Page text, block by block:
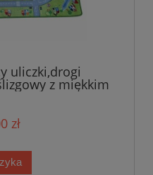
uliczki,drogi
z miękkim
zł